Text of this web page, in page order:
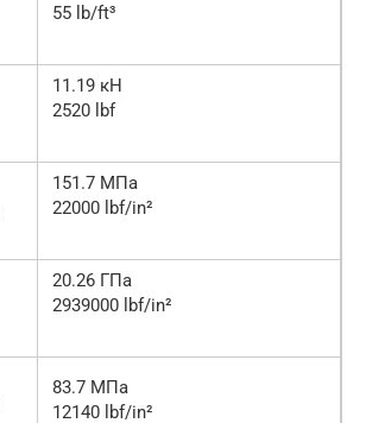
55 lb/ft³
11.19 кН
2520 lbf
151.7 МПа
22000 lbf/in²
20.26 ГПа
2939000 lbf/in²
83.7 МПа
12140 lbf/in²